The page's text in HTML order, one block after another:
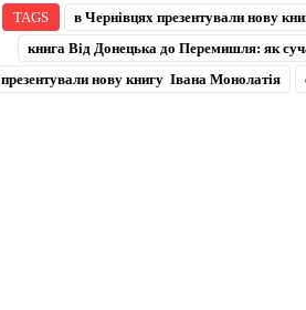
TAGS в Чернівцях презентували нову
книга Від Донецька до Перемишля: як
презентували нову книгу Івана Монолатія